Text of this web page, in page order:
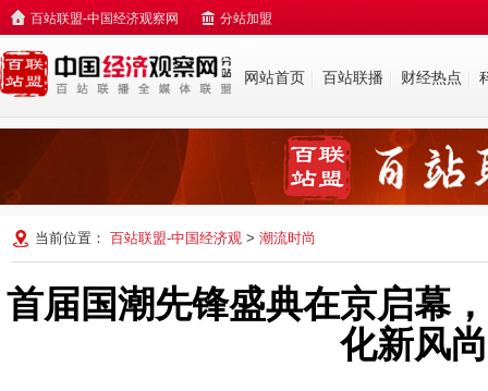
百站联盟-中国经济观察网 分站加盟
网站首页 百站联播 财经热点
当前位置： 百站联盟-中国经济观 > 潮流时尚
首届国潮先锋盛典在京启幕
化新风尚